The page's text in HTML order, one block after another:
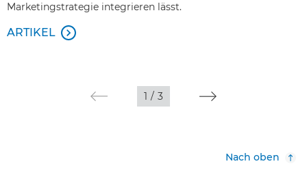
Marketingstrategie integrieren lässt.
ARTIKEL 
1 / 3
Nach oben